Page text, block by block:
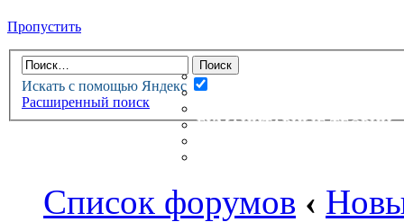
Пропустить
Искать с помощью Яндекс
Расширенный поиск
НОВАЯ ТЕОРИЯФОРУМ
НОВЫЕ СООБЩЕНИЯ
НЕПРОЧИТАННЫЕ
ГУМАНИТАРНЫЕ ТЕОРИИ
Список форумов ‹